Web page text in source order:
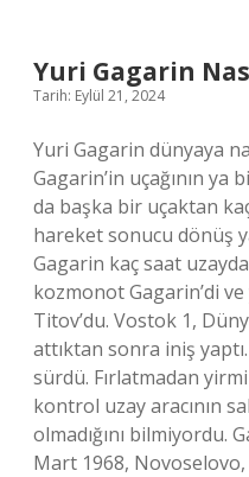
Yuri Gagarin
Tarih: Eylül 21, 2024
Yuri Gagarin dünyaya
Gagarin’in uçağının ya
da başka bir uçaktan
hareket sonucu dönüş
Gagarin kaç saat
kozmonot Gagarin’di
Titov’du. Vostok 1,
attıktan sonra iniş
sürdü. Fırlatmadan
kontrol uzay aracının
olmadığını bilmiyordu.
Mart 1968,